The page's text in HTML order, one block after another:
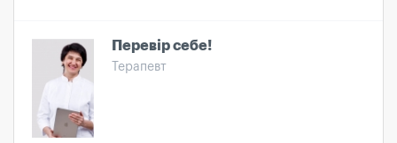
Перевір себе!
Терапевт